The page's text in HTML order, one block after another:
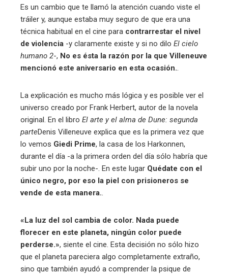
Es un cambio que te llamó la atención cuando viste el
tráiler y, aunque estaba muy seguro de que era una
técnica habitual en el cine para contrarrestar el nivel
de violencia -y claramente existe y si no dilo El cielo
humano 2-, No es ésta la razón por la que Villeneuve
mencionó este aniversario en esta ocasión..
La explicación es mucho más lógica y es posible ver el
universo creado por Frank Herbert, autor de la novela
original. En el libro El arte y el alma de Dune: segunda
parteDenis Villeneuve explica que es la primera vez que
lo vemos Giedi Prime, la casa de los Harkonnen,
durante el día -a la primera orden del día sólo habría que
subir uno por la noche-. En este lugar Quédate con el
único negro, por eso la piel con prisioneros se
vende de esta manera..
«La luz del sol cambia de color. Nada puede
florecer en este planeta, ningún color puede
perderse.», siente el cine. Esta decisión no sólo hizo
que el planeta pareciera algo completamente extraño,
sino que también ayudó a comprender la psique de